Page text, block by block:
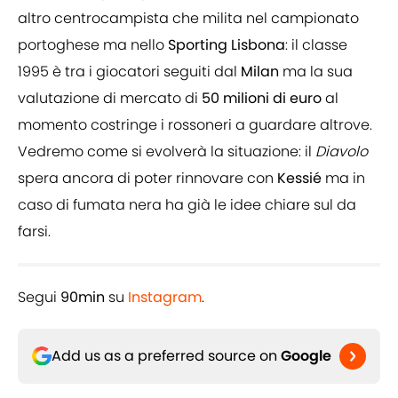
altro centrocampista che milita nel campionato
portoghese ma nello Sporting Lisbona: il classe
1995 è tra i giocatori seguiti dal Milan ma la sua
valutazione di mercato di 50 milioni di euroal
momento costringe i rossoneri a guardare altrove.
Vedremo come si evolverà la situazione: il Diavolo
spera ancora di poter rinnovare con Kessié ma in
caso di fumata nera ha già le idee chiare sul da
farsi.
Segui 90min su Instagram.
Add us as a preferred source on Google